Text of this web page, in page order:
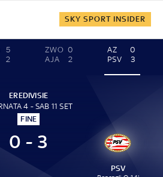
SKY SPORT INSIDER
5
2
ZWO 0
AJA
2
AZ
0
PSV
3
EREDIVISIE
4 - SAB 11 SET
FINE
0 - 3
PSV